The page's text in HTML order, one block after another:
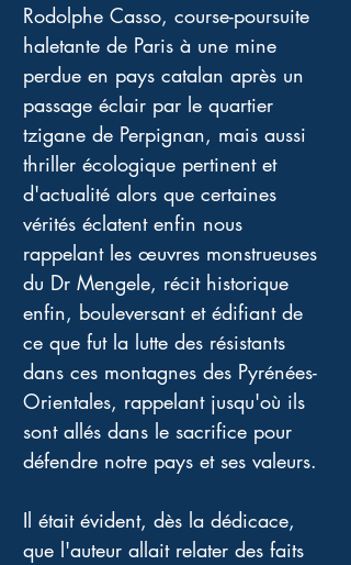
Rodolphe Casso, course-poursuite
haletante de Paris à une mine
perdue en pays catalan après un
passage éclair par le quartier
tzigane de Perpignan, mais aussi
thriller écologique pertinent et
d'actualité alors que certaines
vérités éclatent enfin nous
rappelant les œuvres monstrueuses
du Dr Mengele, récit historique
enfin, bouleversant et édifiant de
ce que fut la lutte des résistants
dans ces montagnes des Pyrénées-
Orientales, rappelant jusqu'où ils
sont allés dans le sacrifice pour
défendre notre pays et ses valeurs.
Il était évident, dès la dédicace,
que l'auteur allait relater des faits